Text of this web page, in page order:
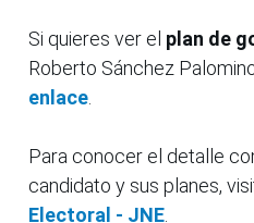
Si quieres ver el plan de
Roberto Sánchez
enlace
Para conocer el detalle
candidato y sus planes,
Electoral - JNE